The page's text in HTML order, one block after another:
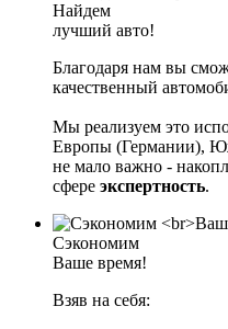
Найдем
лучший авто!
Благодаря нам вы
качественный
Мы реализуем это
Европы (Германии),
не мало важно -
сфере экспертность.
Сэкономим
Ваше время!
Взяв на себя: